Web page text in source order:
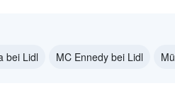
bei Lidl MC Ennedy bei Lidl